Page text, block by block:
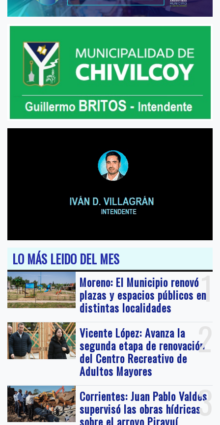
LO MÁS LEIDO DEL MES
1
Moreno: El Municipio renovó
plazas y espacios públicos en
distintas localidades
2
Vicente López: Avanza la
segunda etapa de renovación
del Centro Recreativo de
Adultos Mayores
3
Corrientes: Juan Pablo Valdés
supervisó las obras hídricas
sobre el arroyo Pirayuí